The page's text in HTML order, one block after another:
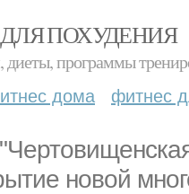
ПОХУДЕНИЯ
программы
дома фитнес
новой